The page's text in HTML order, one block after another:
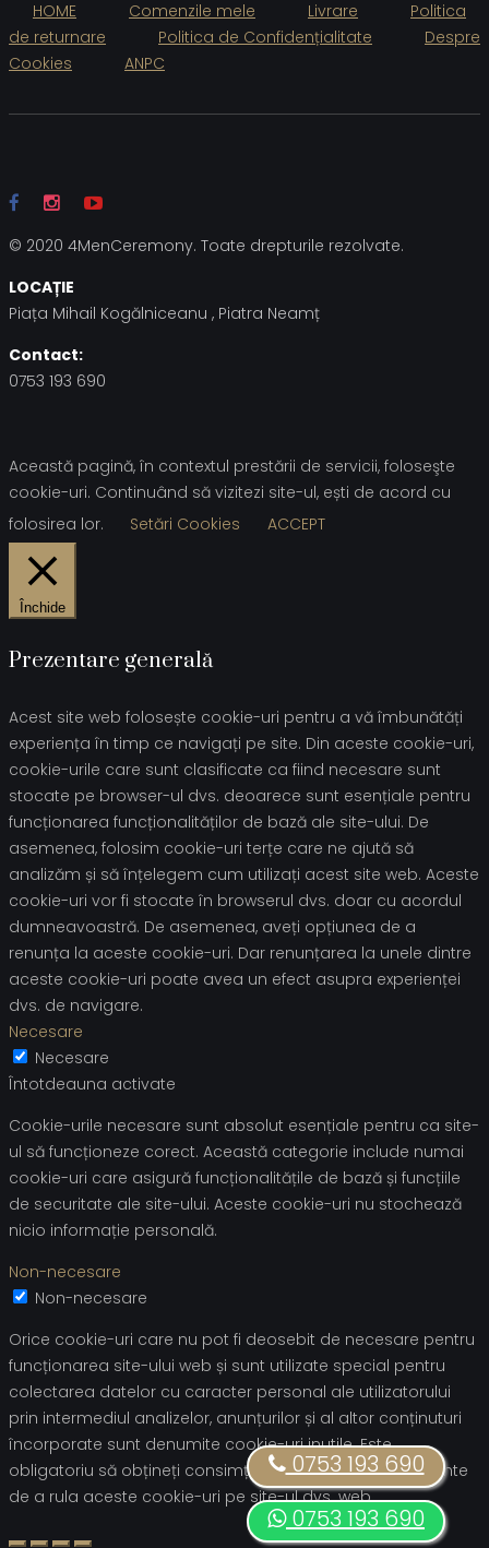
HOME Comenzile mele Livrare
Politica
de returnare
Politica de Confidențialitate
Despre
Cookies
ANPC
0753 193 690
0753 193 690
© 2020 4MenCeremony. Toate drepturile rezolvate.
LOCAȚIE
Piața Mihail Kogălniceanu , Piatra Neamț
Contact:
0753 193 690
Această pagină, în contextul prestării de servicii, foloseşte
cookie-uri. Continuând să vizitezi site-ul, ești de acord cu
folosirea lor.
Setări Cookies ACCEPT
Închide
Prezentare generală
Acest site web folosește cookie-uri pentru a vă îmbunătăți
experiența în timp ce navigați pe site. Din aceste cookie-uri,
cookie-urile care sunt clasificate ca fiind necesare sunt
stocate pe browser-ul dvs. deoarece sunt esențiale pentru
funcționarea funcționalităților de bază ale site-ului. De
asemenea, folosim cookie-uri terțe care ne ajută să
analizăm și să înțelegem cum utilizați acest site web. Aceste
cookie-uri vor fi stocate în browserul dvs. doar cu acordul
dumneavoastră. De asemenea, aveți opțiunea de a
renunța la aceste cookie-uri. Dar renunțarea la unele dintre
aceste cookie-uri poate avea un efect asupra experienței
dvs. de navigare.
Necesare
Necesare
Întotdeauna activate
Cookie-urile necesare sunt absolut esențiale pentru ca site-
ul să funcționeze corect. Această categorie include numai
cookie-uri care asigură funcționalitățile de bază și funcțiile
de securitate ale site-ului. Aceste cookie-uri nu stochează
nicio informație personală.
Non-necesare
Non-necesare
Orice cookie-uri care nu pot fi deosebit de necesare pentru
funcționarea site-ului web și sunt utilizate special pentru
colectarea datelor cu caracter personal ale utilizatorului
prin intermediul analizelor, anunțurilor și al altor conținuturi
încorporate sunt denumite cookie-uri inutile. Este
obligatoriu să obțineți consimțământul utilizatorului înainte
de a rula aceste cookie-uri pe site-ul dvs. web.